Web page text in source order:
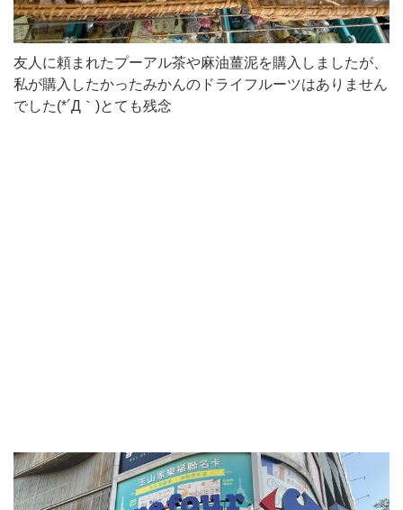
友人に頼まれたプーアル茶や麻油薑泥を購入しましたが、
私が購入したかったみかんのドライフルーツはありません
でした(*´Д｀)とても残念